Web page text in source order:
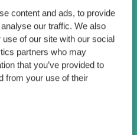
content and ads, to provide
our traffic. We also
of our site with our social
partners who may
that you’ve provided to
from your use of their